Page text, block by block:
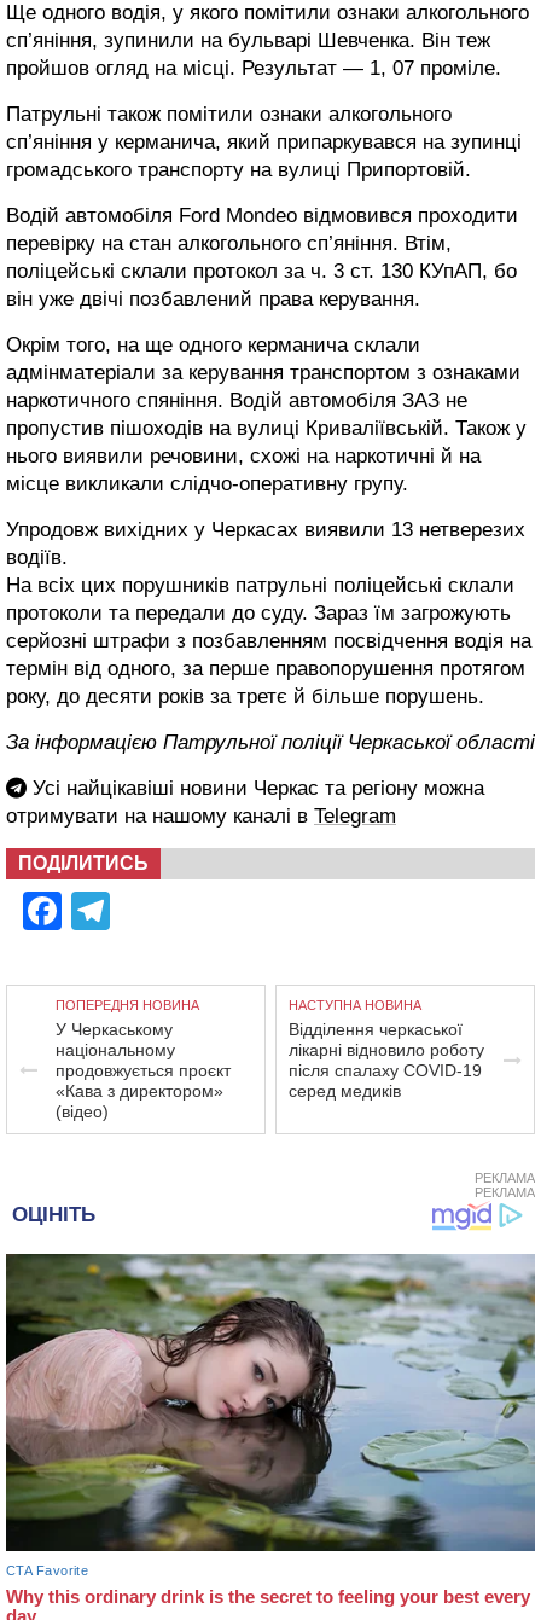
Ще одного водія, у якого помітили ознаки алкогольного
сп’яніння, зупинили на бульварі Шевченка. Він теж
пройшов огляд на місці. Результат — 1, 07 проміле.
Патрульні також помітили ознаки алкогольного
сп’яніння у керманича, який припаркувався на зупинці
громадського транспорту на вулиці Припортовій.
Водій автомобіля Ford Mondeo відмовився проходити
перевірку на стан алкогольного сп’яніння. Втім,
поліцейські склали протокол за ч. 3 ст. 130 КУпАП, бо
він уже двічі позбавлений права керування.
Окрім того, на ще одного керманича склали
адмінматеріали за керування транспортом з ознаками
наркотичного спяніння. Водій автомобіля ЗАЗ не
пропустив пішоходів на вулиці Криваліївській. Також у
нього виявили речовини, схожі на наркотичні й на
місце викликали слідчо-оперативну групу.
Упродовж вихідних у Черкасах виявили 13 нетверезих
водіїв.
На всіх цих порушників патрульні поліцейські склали
протоколи та передали до суду. Зараз їм загрожують
серйозні штрафи з позбавленням посвідчення водія на
термін від одного, за перше правопорушення протягом
року, до десяти років за третє й більше порушень.
За інформацією Патрульної поліції Черкаської області
Усі найцікавіші новини Черкас та регіону можна
отримувати на нашому каналі в Telegram
ПОДІЛИТИСЬ
Facebook
ПОПЕРЕДНЯ НОВИНА
У Черкаському
національному
продовжується проєкт
«Кава з директором»
(відео)
НАСТУПНА НОВИНА
Відділення черкаської
лікарні відновило роботу
після спалаху COVID-19
серед медиків
РЕКЛАМА
РЕКЛАМА